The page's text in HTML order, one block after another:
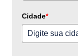
Cidade*